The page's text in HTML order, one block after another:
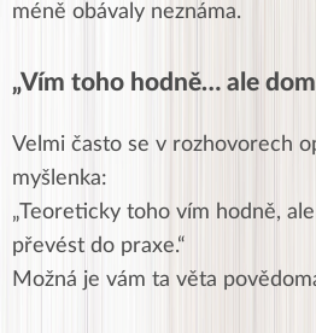
méně obávaly neznáma.
„Vím toho hodně… ale
Velmi často se v rozhovorech
myšlenka:
„Teoreticky toho vím hodně,
převést do praxe.“
Možná je vám ta věta